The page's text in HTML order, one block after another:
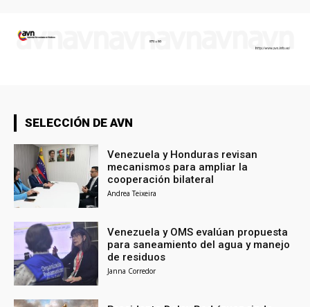
SELECCIÓN DE AVN
Venezuela y Honduras revisan
mecanismos para ampliar la
cooperación bilateral
Andrea Teixeira
Venezuela y OMS evalúan propuesta
para saneamiento del agua y manejo
de residuos
Janna Corredor